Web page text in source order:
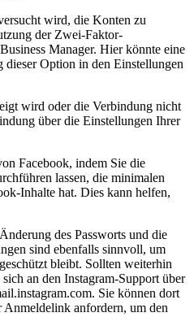
wird, die Konten zu
der Zwei-Faktor-
Manager. Hier könnte eine
Option in den Einstellungen
wird oder die Verbindung nicht
über die Einstellungen Ihrer
Facebook, indem Sie die
lassen, die minimalen
Inhalte hat. Dies kann helfen,
des Passworts und die
sind ebenfalls sinnvoll, um
bleibt. Sollten weiterhin
an den Instagram-Support über
Sie können dort
Anmeldelink anfordern, um den